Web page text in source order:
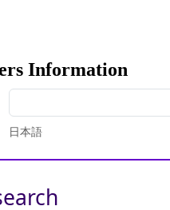
Information
日本語